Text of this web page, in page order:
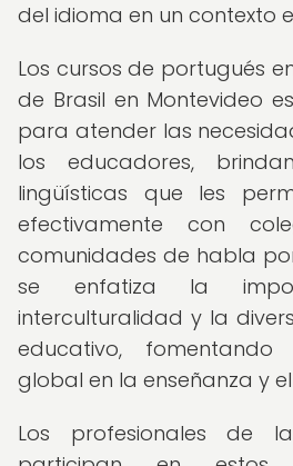
del idioma en un contexto
Los cursos de portugués
de Brasil en Montevideo
para atender las
los educadores,
lingüísticas que les
efectivamente con
comunidades de habla
se enfatiza la
interculturalidad y la
educativo,
global en la enseñanza y
Los profesionales de